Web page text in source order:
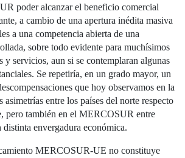
poder alcanzar el beneficio comercial
a cambio de una apertura inédita masiva
a una competencia abierta de una
sobre todo evidente para muchísimos
y servicios, aun si se contemplaran algunas
Se repetiría, en un grado mayor, un
que hoy observamos en la
asimetrías entre los países del norte respecto
pero también en el MERCOSUR entre
distinta envergadura económica.
MERCOSUR-UE no constituye